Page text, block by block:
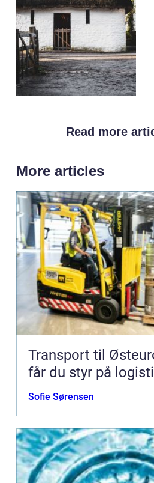
Read more
More articles
Transport til
får du styr på
Sofie Sørensen